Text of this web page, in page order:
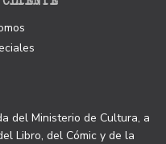
del Ministerio de Cultura, a
Libro, del Cómic y de la